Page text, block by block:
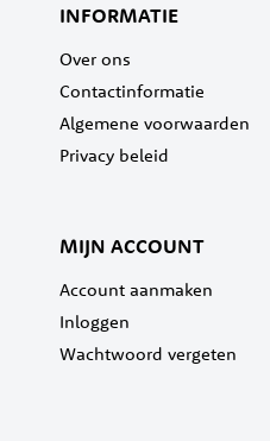
INFORMATIE
Over ons
Contactinformatie
Algemene voorwaarden
Privacy beleid
MIJN ACCOUNT
Account aanmaken
Inloggen
Wachtwoord vergeten